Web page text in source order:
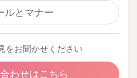
ルとマナー
をお聞かせください
わせはこちら